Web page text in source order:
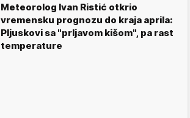
Meteorolog Ivan Ristić otkrio
vremensku prognozu do kraja aprila:
Pljuskovi sa "prljavom kišom", pa rast
temperature